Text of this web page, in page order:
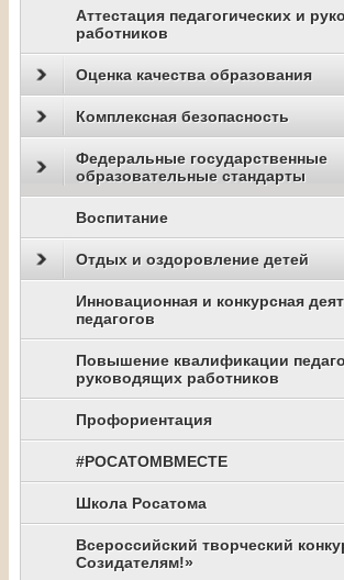
Аттестация педагогических и
работников
Оценка качества образования
Комплексная безопасность
Федеральные государственные
образовательные стандарты
Воспитание
Отдых и оздоровление детей
Инновационная и конкурсная
педагогов
Повышение квалификации
руководящих работников
Профориентация
#РОСАТОМВМЕСТЕ
Школа Росатома
Всероссийский творческий
Созидателям!»